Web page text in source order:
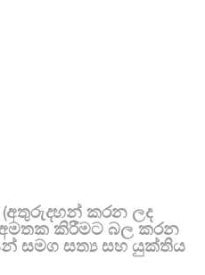
කරන ලද
කිරීමට බල කරන
සමග සත්‍ය සහ යුක්තිය